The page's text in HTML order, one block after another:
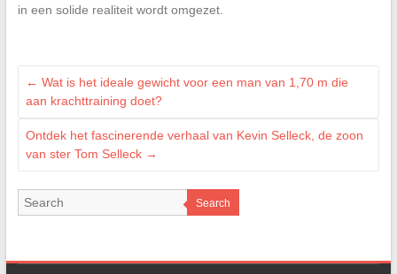
in een solide realiteit wordt omgezet.
← Wat is het ideale gewicht voor een man van 1,70 m die
aan krachttraining doet?
Ontdek het fascinerende verhaal van Kevin Selleck, de zoon
van ster Tom Selleck →
Search